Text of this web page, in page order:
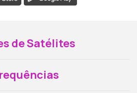
de Satélites